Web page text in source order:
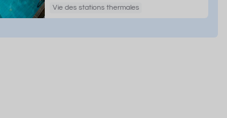
Vie des stations thermales